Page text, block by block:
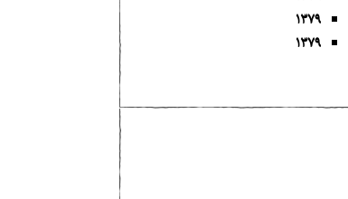
۱۳۷۹
۱۳۷۹